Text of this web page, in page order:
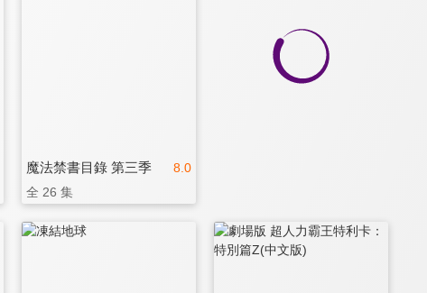
8.0
魔法禁書目錄 第三季
全 26 集